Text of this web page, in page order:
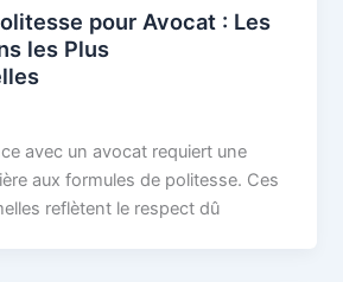
pour Avocat : Les
les Plus
avec un avocat requiert une
aux formules de politesse. Ces
reflètent le respect dû